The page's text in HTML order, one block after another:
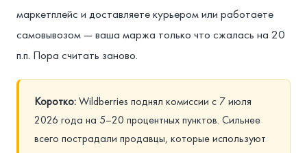
маркетплейс и доставляете курьером или работаете
самовывозом — ваша маржа только что сжалась на 20
п.п. Пора считать заново.
Коротко:Wildberries поднял комиссии с 7 июля
2026 года на 5–20 процентных пунктов. Сильнее
всего пострадали продавцы, которые используют